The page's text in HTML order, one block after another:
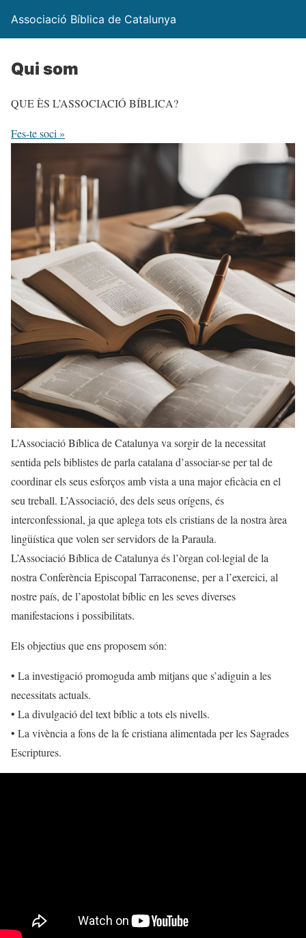
Associació Bíblica de Catalunya
Qui som
QUE ÈS L’ASSOCIACIÓ BÍBLICA?
Fes-te soci »
L’Associació Bíblica de Catalunya va sorgir de la necessitat
sentida pels biblistes de parla catalana d’associar-se per tal de
coordinar els seus esforços amb vista a una major eficàcia en el
seu treball. L’Associació, des dels seus orígens, és
interconfessional, ja que aplega tots els cristians de la nostra àrea
lingüística que volen ser servidors de la Paraula.
L’Associació Bíblica de Catalunya és l’òrgan col·legial de la
nostra Conferència Episcopal Tarraconense, per a l’exercici, al
nostre país, de l’apostolat bíblic en les seves diverses
manifestacions i possibilitats.
Els objectius que ens proposem són:
• La investigació promoguda amb mitjans que s’adiguin a les
necessitats actuals.
• La divulgació del text bíblic a tots els nivells.
• La vivència a fons de la fe cristiana alimentada per les Sagrades
Escriptures.